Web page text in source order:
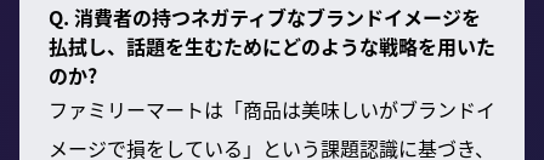
Q. 消費者の持つネガティブなブランドイメージを
払拭し、話題を生むためにどのような戦略を用いた
のか?
ファミリーマートは「商品は美味しいがブランドイ
メージで損をしている」という課題認識に基づき、